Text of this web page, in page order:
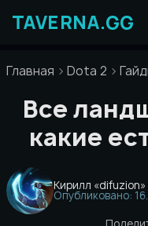
содержимому
Главная Dota 2
Все
какие
Кирилл «difuzion»
Опубликовано: